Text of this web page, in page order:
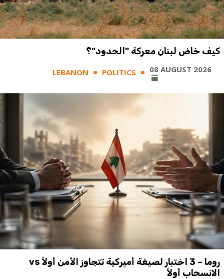
كيف خاض لبنان معركة "الحدود"؟
LEBANON POLITICS 08 AUGUST 2026
روما – 3 اختبار لصيغة أميركية تتجاوز الأمن أولاً vs
الانسحاب أولاً